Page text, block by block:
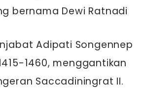
bernama Dewi Ratnadi
Adipati Songennep
1460, menggantikan
Saccadiningrat II.